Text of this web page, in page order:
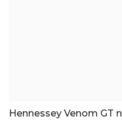
Hennessey Venom GT